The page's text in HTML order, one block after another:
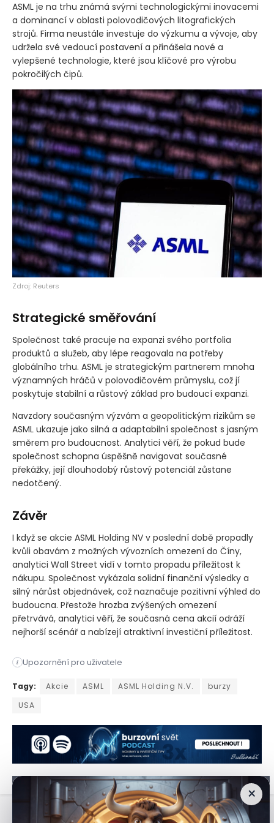
ASML je na trhu známá svými technologickými inovacemi
a dominancí v oblasti polovodičových litografických
strojů. Firma neustále investuje do výzkumu a vývoje, aby
udržela své vedoucí postavení a přinášela nové a
vylepšené technologie, které jsou klíčové pro výrobu
pokročilých čipů.
Zdroj: Reuters
Strategické směřování
Společnost také pracuje na expanzi svého portfolia
produktů a služeb, aby lépe reagovala na potřeby
globálního trhu. ASML je strategickým partnerem mnoha
významných hráčů v polovodičovém průmyslu, což jí
poskytuje stabilní a růstový základ pro budoucí expanzi.
Navzdory současným výzvám a geopolitickým rizikům se
ASML ukazuje jako silná a adaptabilní společnost s jasným
směrem pro budoucnost. Analytici věří, že pokud bude
společnost schopna úspěšně navigovat současné
překážky, její dlouhodobý růstový potenciál zůstane
nedotčený.
Závěr
I když se akcie ASML Holding NV v poslední době propadly
kvůli obavám z možných vývozních omezení do Číny,
analytici Wall Street vidí v tomto propadu příležitost k
nákupu. Společnost vykázala solidní finanční výsledky a
silný nárůst objednávek, což naznačuje pozitivní výhled do
budoucna. Přestože hrozba zvýšených omezení
přetrvává, analytici věří, že současná cena akcií odráží
nejhorší scénář a nabízejí atraktivní investiční příležitost.
i Upozornění pro uživatele
ASML Holding NV, přední dodavatel klíčových zařízení v
Tagy: Akcie ASML ASML Holding N.V.
burzy
USA
×